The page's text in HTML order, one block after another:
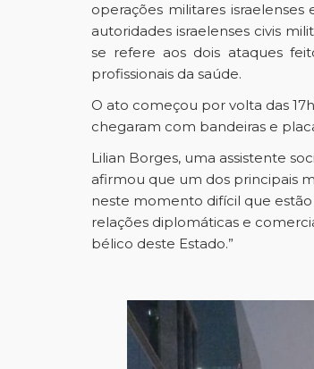
operações militares
autoridades israelenses civis
se refere aos dois ataques
profissionais da saúde.
O ato começou por volta das
chegaram com bandeiras e
Lilian Borges, uma assistente
afirmou que um dos principais
neste momento difícil que
relações diplomáticas e
bélico deste Estado.”